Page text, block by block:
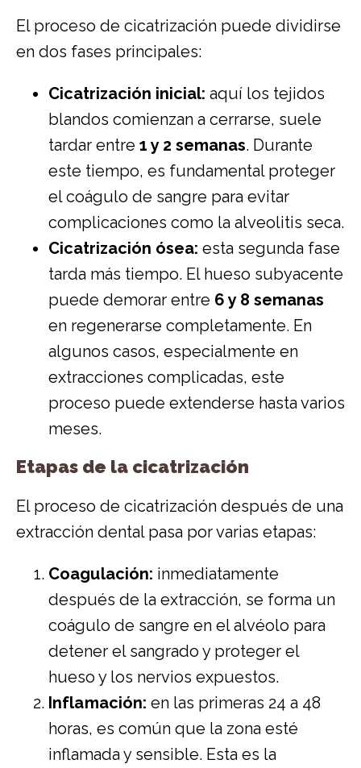
El proceso de cicatrización puede dividirse
en dos fases principales:
Cicatrización inicial: aquí los tejidos
blandos comienzan a cerrarse, suele
tardar entre 1 y 2 semanas. Durante
este tiempo, es fundamental proteger
el coágulo de sangre para evitar
complicaciones como la alveolitis seca.
Cicatrización ósea: esta segunda fase
tarda más tiempo. El hueso subyacente
puede demorar entre 6 y 8 semanas
en regenerarse completamente. En
algunos casos, especialmente en
extracciones complicadas, este
proceso puede extenderse hasta varios
meses.
Etapas de la cicatrización
El proceso de cicatrización después de una
extracción dental pasa por varias etapas:
Coagulación: inmediatamente
después de la extracción, se forma un
coágulo de sangre en el alvéolo para
detener el sangrado y proteger el
hueso y los nervios expuestos.
Inflamación:en las primeras 24 a 48
horas, es común que la zona esté
inflamada y sensible. Esta es la